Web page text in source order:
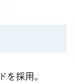
採用。